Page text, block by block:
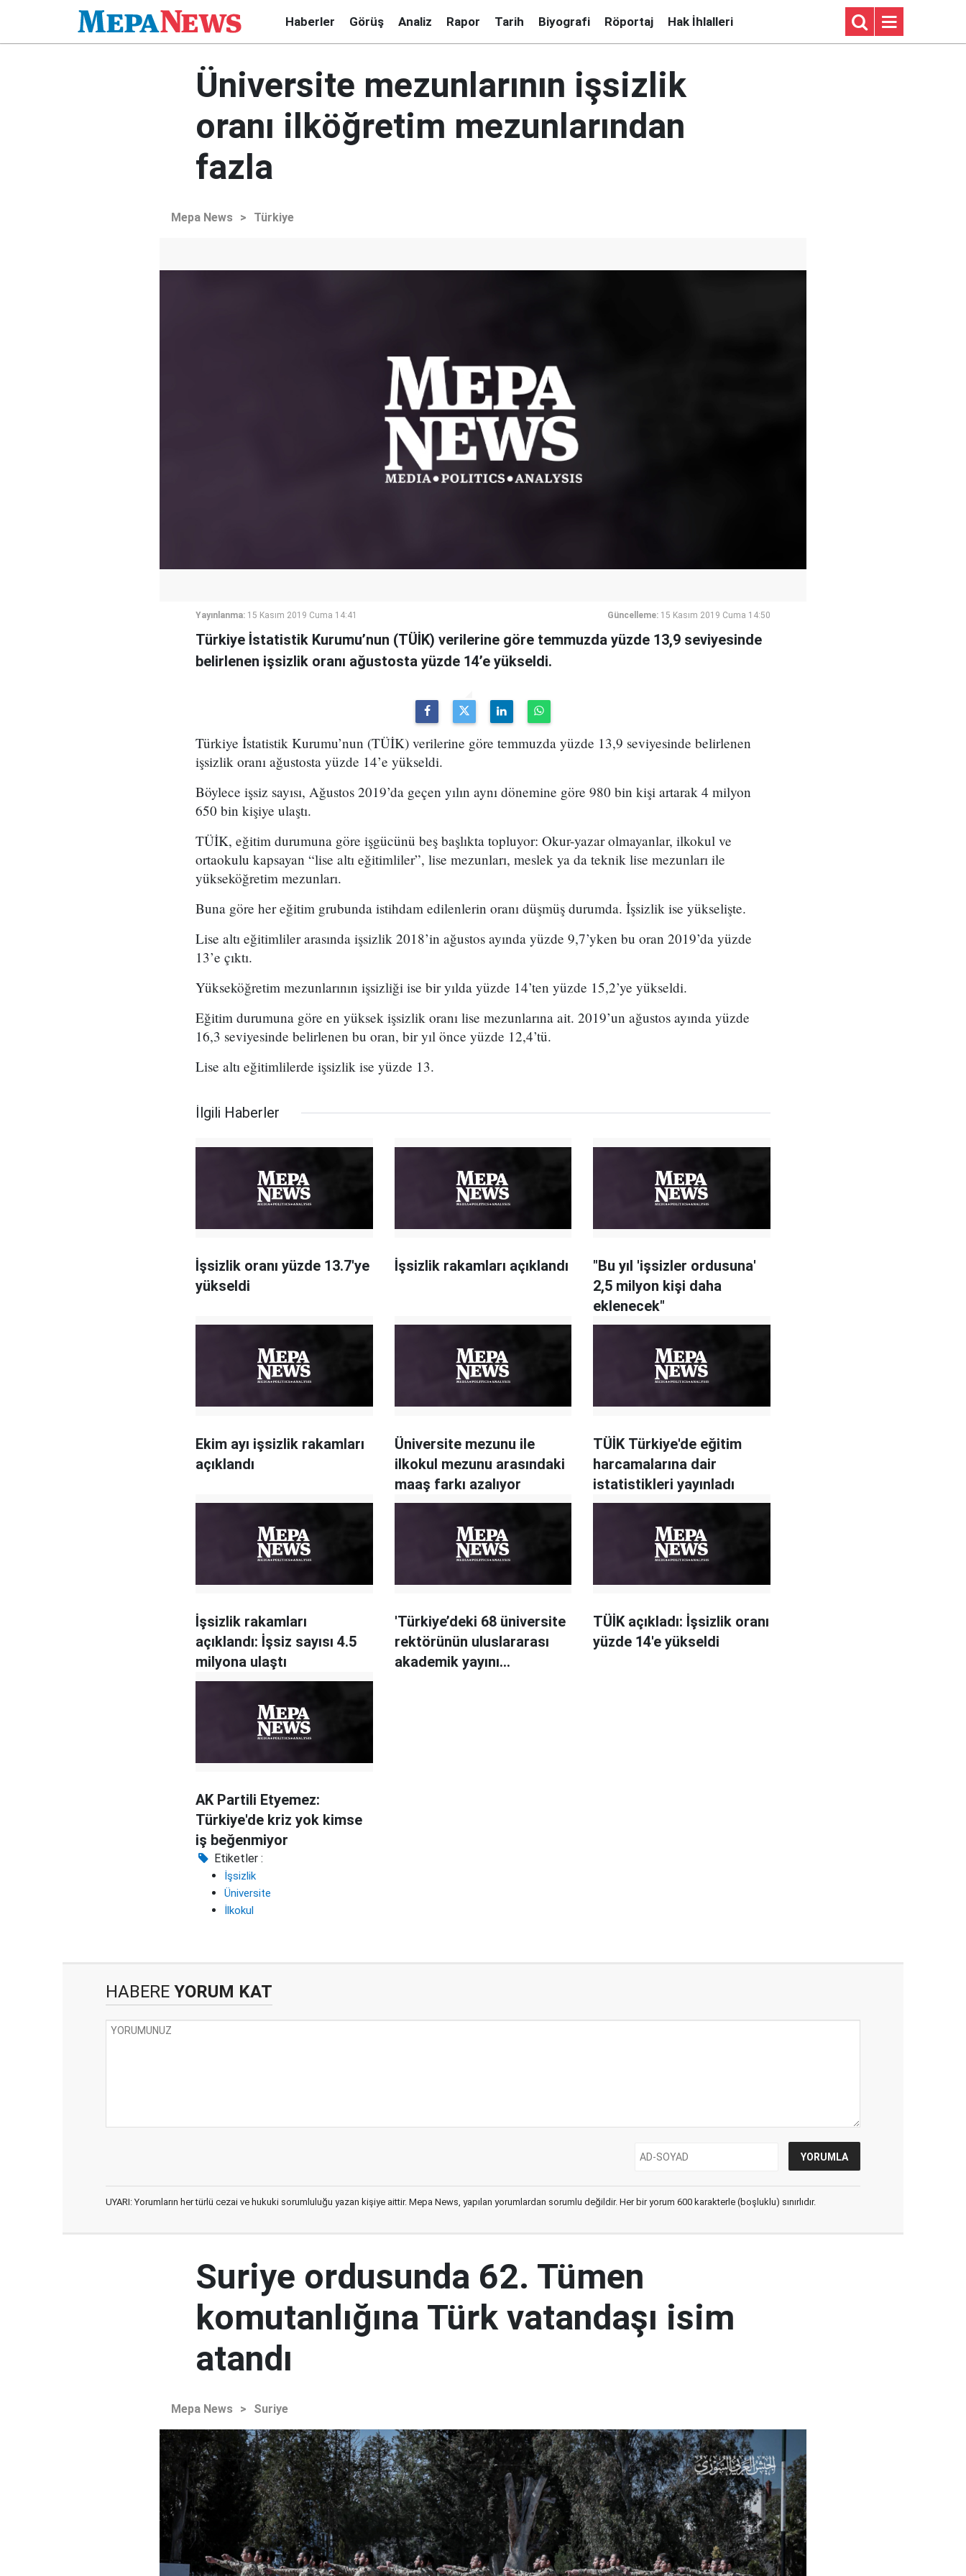
Haberler Görüş Analiz Rapor Tarih Biyografi Röportaj Hak İhlalleri
Üniversite mezunlarının işsizlik
oranı ilköğretim mezunlarından
fazla
Mepa News > Türkiye
Yayınlanma: 15 Kasım 2019 Cuma 14:41 Güncelleme: 15 Kasım 2019 Cuma 14:50
Türkiye İstatistik Kurumu’nun (TÜİK) verilerine göre temmuzda yüzde 13,9 seviyesinde
belirlenen işsizlik oranı ağustosta yüzde 14’e yükseldi.
Türkiye İstatistik Kurumu’nun (TÜİK) verilerine göre temmuzda yüzde 13,9 seviyesinde belirlenen
işsizlik oranı ağustosta yüzde 14’e yükseldi.
Böylece işsiz sayısı, Ağustos 2019’da geçen yılın aynı dönemine göre 980 bin kişi artarak 4 milyon
650 bin kişiye ulaştı.
TÜİK, eğitim durumuna göre işgücünü beş başlıkta topluyor: Okur-yazar olmayanlar, ilkokul ve
ortaokulu kapsayan “lise altı eğitimliler”, lise mezunları, meslek ya da teknik lise mezunları ile
yükseköğretim mezunları.
Buna göre her eğitim grubunda istihdam edilenlerin oranı düşmüş durumda. İşsizlik ise yükselişte.
Lise altı eğitimliler arasında işsizlik 2018’in ağustos ayında yüzde 9,7’yken bu oran 2019’da yüzde
13’e çıktı.
Yükseköğretim mezunlarının işsizliği ise bir yılda yüzde 14’ten yüzde 15,2’ye yükseldi.
Eğitim durumuna göre en yüksek işsizlik oranı lise mezunlarına ait. 2019’un ağustos ayında yüzde
16,3 seviyesinde belirlenen bu oran, bir yıl önce yüzde 12,4’tü.
Lise altı eğitimlilerde işsizlik ise yüzde 13.
İlgili Haberler
İşsizlik oranı yüzde 13.7'ye
yükseldi
İşsizlik rakamları açıklandı
"Bu yıl 'işsizler ordusuna'
2,5 milyon kişi daha
eklenecek"
Ekim ayı işsizlik rakamları
açıklandı
Üniversite mezunu ile
ilkokul mezunu arasındaki
maaş farkı azalıyor
TÜİK Türkiye'de eğitim
harcamalarına dair
istatistikleri yayınladı
İşsizlik rakamları
açıklandı: İşsiz sayısı 4.5
milyona ulaştı
'Türkiye’deki 68 üniversite
rektörünün uluslararası
akademik yayını
TÜİK açıkladı: İşsizlik oranı
yüzde 14'e yükseldi
AK Partili Etyemez:
Türkiye'de kriz yok kimse
iş beğenmiyor
Etiketler :
İşsizlik
Üniversite
İlkokul
HABERE YORUM KAT
UYARI: Yorumların her türlü cezai ve hukuki sorumluluğu yazan kişiye aittir. Mepa News, yapılan yorumlardan sorumlu değildir. Her bir yorum 600 karakterle (boşluklu) sınırlıdır.
Suriye ordusunda 62. Tümen
komutanlığına Türk vatandaşı isim
atandı
Mepa News > Suriye